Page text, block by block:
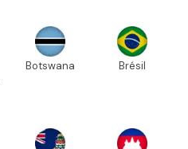
Botswana Brésil